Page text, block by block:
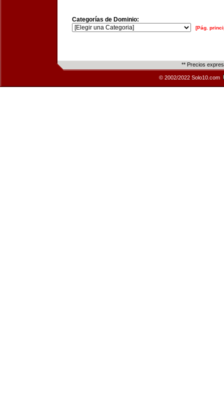
Categorías de Dominio:
[Pág.
** Precios
© 2002/2022 Solo10.com